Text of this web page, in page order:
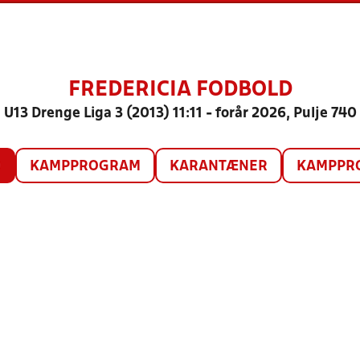
FREDERICIA FODBOLD
U13 Drenge Liga 3 (2013) 11:11 - forår 2026, Pulje 740
KAMPPROGRAM KARANTÆNER